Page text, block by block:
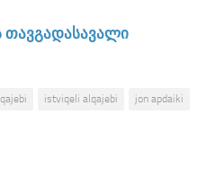
თავგადასავალი
istviqeli alqajebi jon apdaiki